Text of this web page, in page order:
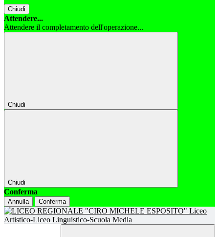
Chiudi
Attendere...
Attendere il completamento dell'operazione...
Chiudi
Chiudi
Conferma
Annulla Conferma